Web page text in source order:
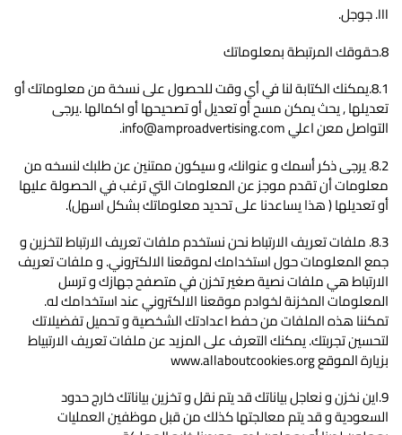
III. جوجل.
8.حقوقك المرتبطة بمعلوماتك
8.1.يمكنك الكتابة لنا في أي وقت للحصول على نسخة من معلوماتك أو
تعديلها , يحث يمكن مسح أو تعديل أو تصحيحها أو اكمالها .يرجى
التواصل معن اعلي info@amproadvertising.com.
8.2. يرجى ذكر أسمك و عنوانك، و سيكون ممتنين عن طلبك لنسخه من
معلومات أن تقدم موجز عن المعلومات التي ترغب في الحصولة عليها
أو تعديلها ( هذا يساعدنا على تحديد معلوماتك بشكل اسهل).
8.3. ملفات تعريف الارتباط نحن نستخدم ملفات تعريف الارتباط لتخزين و
جمع المعلومات حول استخدامك لموقعنا الالكتروني. و ملفات تعريف
الارتباط هي ملفات نصية صغير تخزن في متصفح جهازك و ترسل
المعلومات المخزنة لخوادم موقعنا الالكتروني عند استخدامك له.
تمكننا هذه الملفات من حفط اعدادتك الشخصية و تحميل تفضيلاتك
لتحسين تجربتك. يمكنك التعرف على المزيد عن ملفات تعريف الارتبياط
بزيارة الموقع www.allaboutcookies.org
9.اين نخزن و نعاجل بياناتك قد يتم نقل و تخزين بياناتك خارج حدود
السعودية و قد يتم معالجتها كذلك من قبل موظفين العمليات